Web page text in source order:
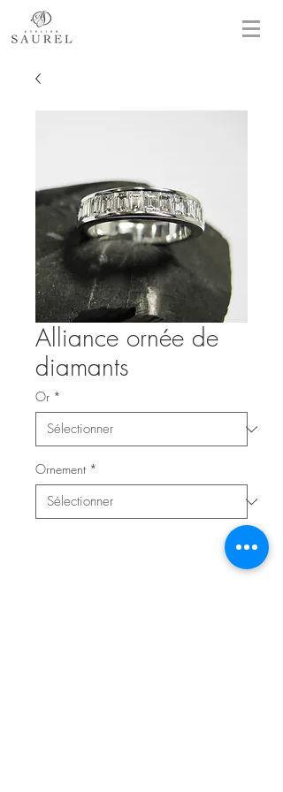
Alliance ornée de
diamants
Or *
Ornement *